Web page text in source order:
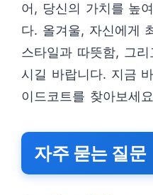
어, 당신의 가치를 높
다. 올겨울, 자신에게
스타일과 따뜻함, 그
시길 바랍니다. 지금
이드코트를 찾아보세
자주 묻는 질문